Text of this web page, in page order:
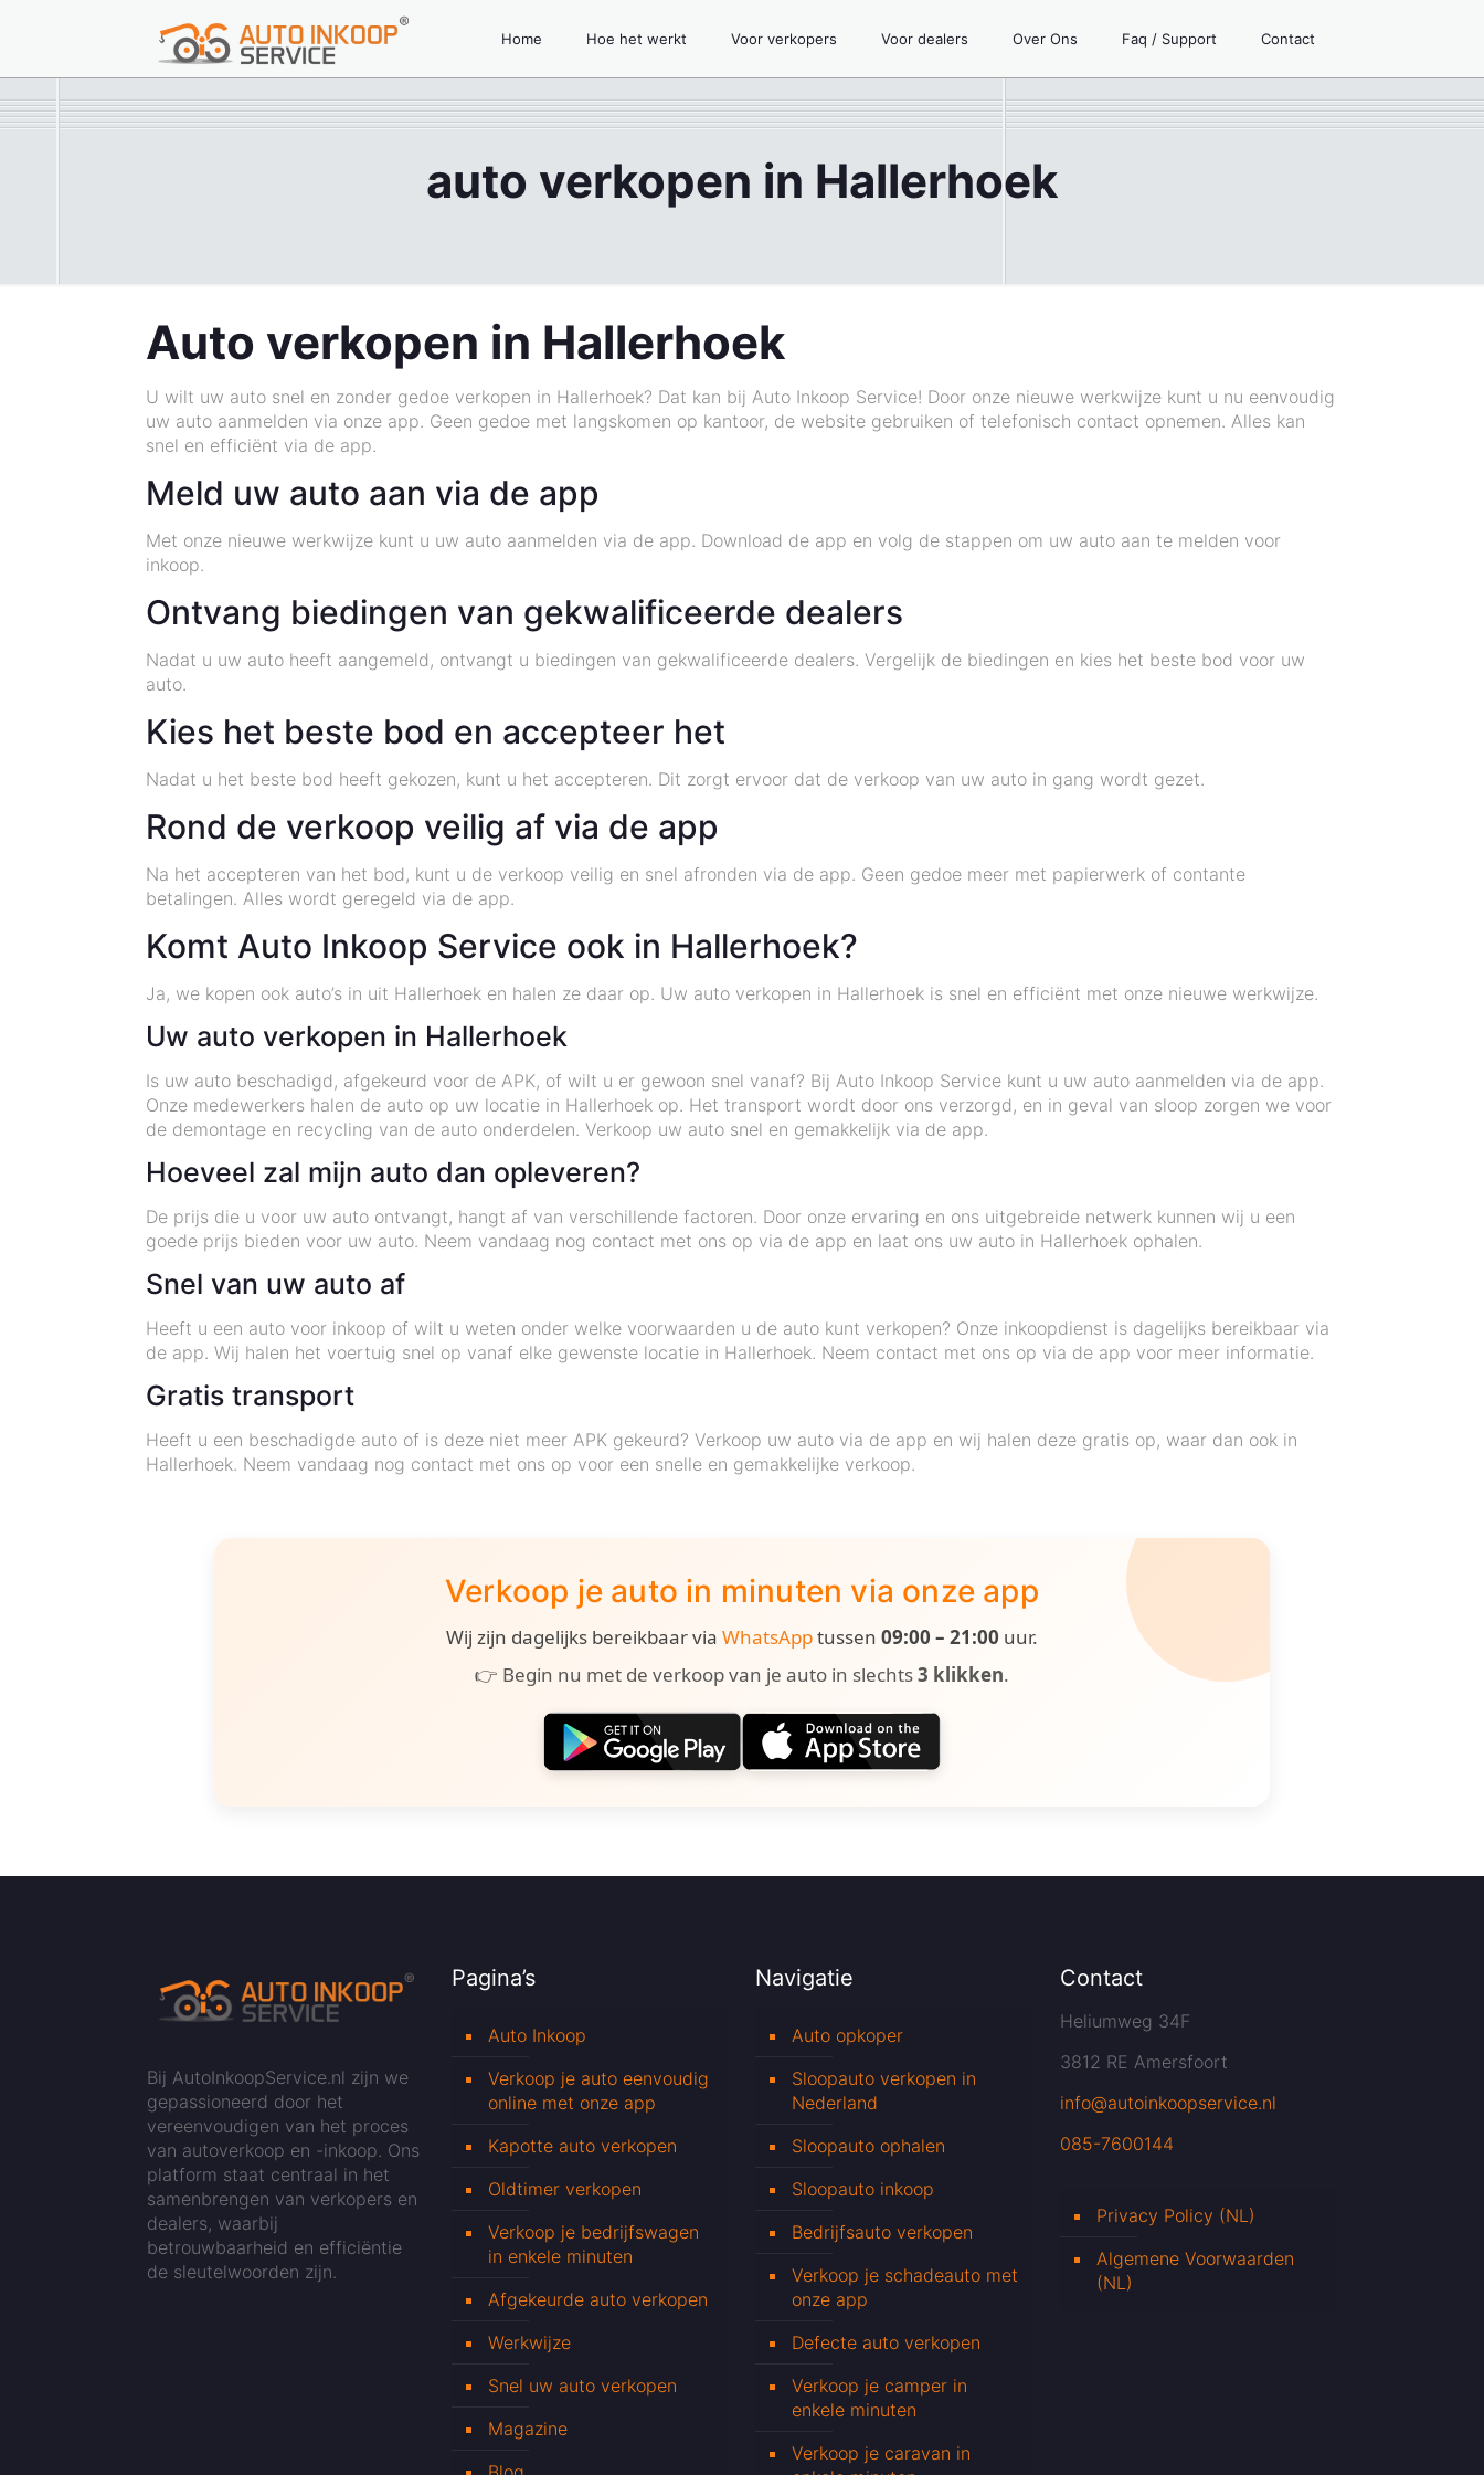
Home Hoe het werkt Voor verkopers Voor dealers Over Ons Faq / Support Contact
auto verkopen in Hallerhoek
Auto verkopen in Hallerhoek
U wilt uw auto snel en zonder gedoe verkopen in Hallerhoek? Dat kan bij Auto Inkoop Service! Door onze nieuwe werkwijze kunt u nu eenvoudig
uw auto aanmelden via onze app. Geen gedoe met langskomen op kantoor, de website gebruiken of telefonisch contact opnemen. Alles kan
snel en efficiënt via de app.
Meld uw auto aan via de app
Met onze nieuwe werkwijze kunt u uw auto aanmelden via de app. Download de app en volg de stappen om uw auto aan te melden voor
inkoop.
Ontvang biedingen van gekwalificeerde dealers
Nadat u uw auto heeft aangemeld, ontvangt u biedingen van gekwalificeerde dealers. Vergelijk de biedingen en kies het beste bod voor uw
auto.
Kies het beste bod en accepteer het
Nadat u het beste bod heeft gekozen, kunt u het accepteren. Dit zorgt ervoor dat de verkoop van uw auto in gang wordt gezet.
Rond de verkoop veilig af via de app
Na het accepteren van het bod, kunt u de verkoop veilig en snel afronden via de app. Geen gedoe meer met papierwerk of contante
betalingen. Alles wordt geregeld via de app.
Komt Auto Inkoop Service ook in Hallerhoek?
Ja, we kopen ook auto’s in uit Hallerhoek en halen ze daar op. Uw auto verkopen in Hallerhoek is snel en efficiënt met onze nieuwe werkwijze.
Uw auto verkopen in Hallerhoek
Is uw auto beschadigd, afgekeurd voor de APK, of wilt u er gewoon snel vanaf? Bij Auto Inkoop Service kunt u uw auto aanmelden via de app.
Onze medewerkers halen de auto op uw locatie in Hallerhoek op. Het transport wordt door ons verzorgd, en in geval van sloop zorgen we voor
de demontage en recycling van de auto onderdelen. Verkoop uw auto snel en gemakkelijk via de app.
Hoeveel zal mijn auto dan opleveren?
De prijs die u voor uw auto ontvangt, hangt af van verschillende factoren. Door onze ervaring en ons uitgebreide netwerk kunnen wij u een
goede prijs bieden voor uw auto. Neem vandaag nog contact met ons op via de app en laat ons uw auto in Hallerhoek ophalen.
Snel van uw auto af
Heeft u een auto voor inkoop of wilt u weten onder welke voorwaarden u de auto kunt verkopen? Onze inkoopdienst is dagelijks bereikbaar via
de app. Wij halen het voertuig snel op vanaf elke gewenste locatie in Hallerhoek. Neem contact met ons op via de app voor meer informatie.
Gratis transport
Heeft u een beschadigde auto of is deze niet meer APK gekeurd? Verkoop uw auto via de app en wij halen deze gratis op, waar dan ook in
Hallerhoek. Neem vandaag nog contact met ons op voor een snelle en gemakkelijke verkoop.
Verkoop je auto in minuten via onze app
Wij zijn dagelijks bereikbaar via WhatsApptussen 09:00 – 21:00 uur.
👉 Begin nu met de verkoop van je auto in slechts3 klikken.
Bij AutoInkoopService.nl zijn we
gepassioneerd door het
vereenvoudigen van het proces
van autoverkoop en -inkoop. Ons
platform staat centraal in het
samenbrengen van verkopers en
dealers, waarbij
betrouwbaarheid en efficiëntie
de sleutelwoorden zijn.
Pagina’s
Auto Inkoop
Verkoop je auto eenvoudig
online met onze app
Kapotte auto verkopen
Oldtimer verkopen
Verkoop je bedrijfswagen
in enkele minuten
Afgekeurde auto verkopen
Werkwijze
Snel uw auto verkopen
Magazine
Navigatie
Auto opkoper
Sloopauto verkopen in
Nederland
Sloopauto ophalen
Sloopauto inkoop
Bedrijfsauto verkopen
Verkoop je schadeauto met
onze app
Defecte auto verkopen
Verkoop je camper in
enkele minuten
Verkoop je caravan in
Contact
Heliumweg 34F
3812 RE Amersfoort
info@autoinkoopservice.nl
085-7600144
Privacy Policy (NL)
Algemene Voorwaarden
(NL)